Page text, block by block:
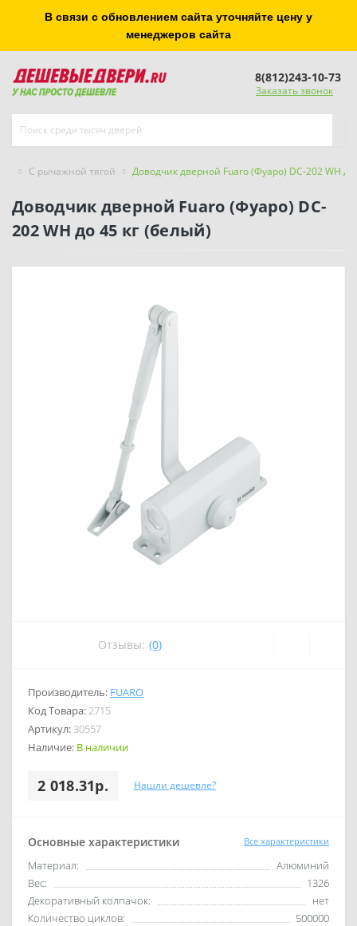
В связи с обновлением сайта уточняйте цену у
менеджеров сайта
8(812)243-10-73
Заказать звонок
С рычажной тягой Доводчик дверной Fuaro (Фуаро) DC-202 WH
Доводчик дверной Fuaro (Фуаро) DC-
202 WH до 45 кг (белый)
Отзывы: (0)
Производитель: FUARO
Код Товара:2715
Артикул: 30557
Наличие: В наличии
2 018.31р. Нашли дешевле?
Основные характеристики Все характеристики
Материал:
Алюминий
Вес:
1326
Декоративный колпачок:
нет
Количество циклов:
500000